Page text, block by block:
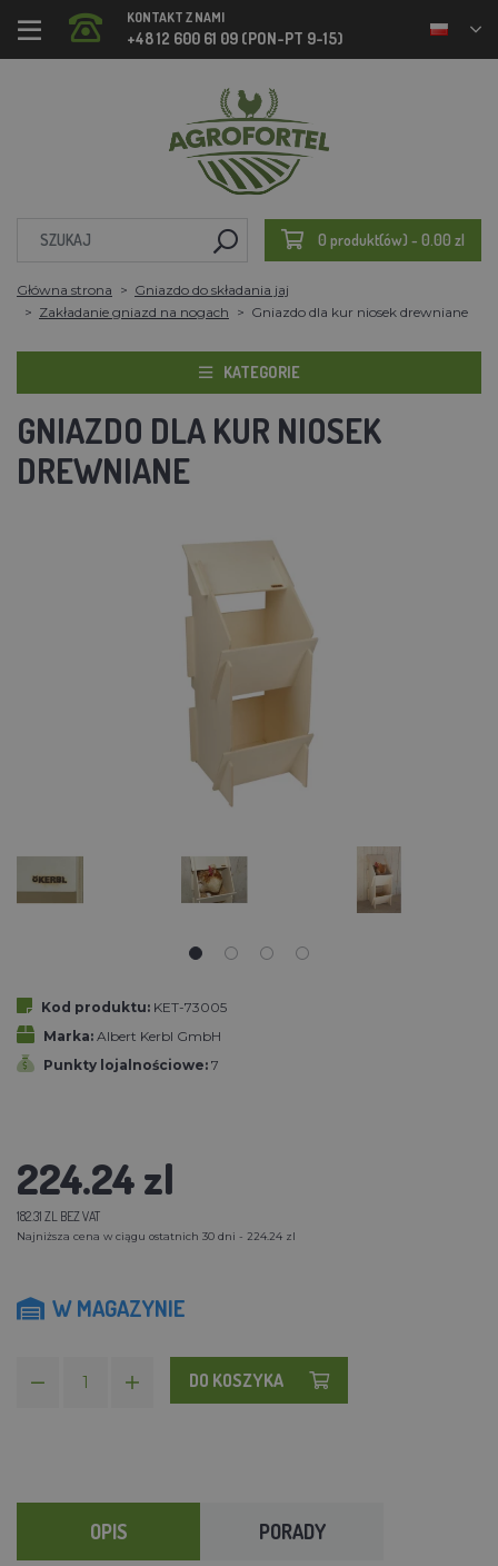
KONTAKT Z NAMI
+48 12 600 61 09 (PON-PT 9-15)
0 produkt(ów) - 0.00 zl
Główna strona
Gniazdo do składania jaj
Zakładanie gniazd na nogach
Gniazdo dla kur niosek drewniane
KATEGORIE
GNIAZDO DLA KUR NIOSEK
DREWNIANE
Kod produktu: KET-73005
Marka: Albert Kerbl GmbH
Punkty lojalnościowe: 7
224.24 zl
182.31 ZL BEZ VAT
Najniższa cena w ciągu ostatnich 30 dni - 224.24 zl
W MAGAZYNIE
DO KOSZYKA
OPIS PORADY